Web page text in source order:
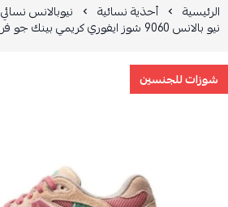
الرئيسية أحذية نسائية نيوبالانس نسائي
نيو بالانس 9060 شوز ايفوري كريمي بينك جو فريشجودز
شوزات للجنسين